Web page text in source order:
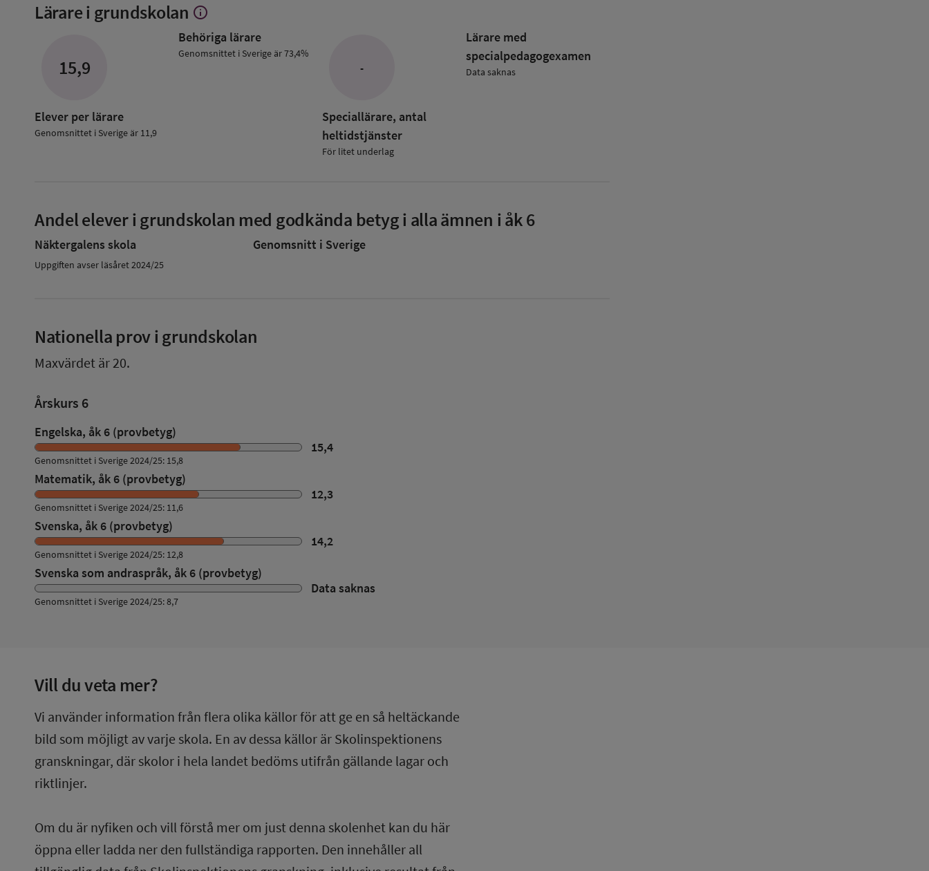
Lärare i grundskolan Visa
om
Lärare
info
15,9
Elever per lärare
Genomsnittet i Sverige är 11,9
Behöriga lärare
Genomsnittet i Sverige är 73,4%
-
Speciallärare, antal
heltidstjänster
För litet underlag
Lärare med
specialpedagog­examen
Data saknas
Andel elever i grundskolan med godkända betyg i alla ämnen i åk 6
Näktergalens skola Genomsnitt i Sverige
Uppgiften avser läsåret 2024/25
Nationella prov i grundskolan
Maxvärdet är 20.
Årskurs 6
Engelska, åk 6 (provbetyg)
15,4
Genomsnittet i Sverige 2024/25: 15,8
Matematik, åk 6 (provbetyg)
12,3
Genomsnittet i Sverige 2024/25: 11,6
Svenska, åk 6 (provbetyg)
14,2
Genomsnittet i Sverige 2024/25: 12,8
Svenska som andraspråk, åk 6 (provbetyg)
Data saknas
Genomsnittet i Sverige 2024/25: 8,7
Vill du veta mer?
Vi använder information från flera olika källor för att ge en så heltäckande
bild som möjligt av varje skola. En av dessa källor är Skolinspektionens
granskningar, där skolor i hela landet bedöms utifrån gällande lagar och
riktlinjer.
Om du är nyfiken och vill förstå mer om just denna skolenhet kan du här
öppna eller ladda ner den fullständiga rapporten. Den innehåller all